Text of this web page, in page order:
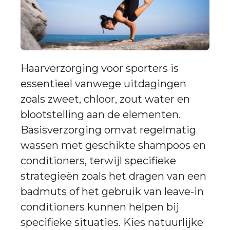
Haarverzorging voor sporters is
essentieel vanwege uitdagingen
zoals zweet, chloor, zout water en
blootstelling aan de elementen.
Basisverzorging omvat regelmatig
wassen met geschikte shampoos en
conditioners, terwijl specifieke
strategieën zoals het dragen van een
badmuts of het gebruik van leave-in
conditioners kunnen helpen bij
specifieke situaties. Kies natuurlijke